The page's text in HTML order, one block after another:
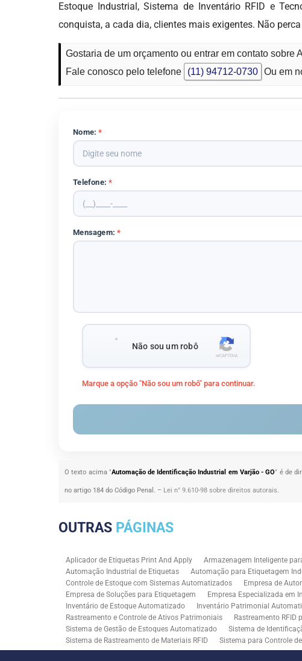
Estoque Industrial, Sistema de Inventário RFID e
conquista, a cada dia, clientes mais exigentes. Não
Gostaria de um orçamento ou entrar em contato
Fale conosco pelo telefone
(11) 94712-0730 Ou em
Nome:*
Telefone:*
Mensagem:*
Não sou um robô
Marque a opção "Não sou um robô" para continuar.
O texto acima "Automação de Identificação Industrial em Varjão - GO" é de
no artigo 184 do Código Penal. – Lei n° 9.610-98 sobre direitos autorais.
OUTRAS PÁGINAS
Aplicador de Etiquetas Print And Apply Armazenagem Inteligente
Automação Industrial de Etiquetas
Automação para Etiquetagem
Controle de Estoque com Sistemas Automatizados
Empresa de
Empresa de Soluções para Etiquetagem
Empresa Especializada em
Inventário de Estoque Automatizado
Inventário Patrimonial
Rastreamento e Controle de Ativos Patrimoniais
Rastreamento RFID
Sistema de Gestão de Estoques Automatizado
Sistema de
Sistema de Rastreamento de Materiais RFID
Sistema para Controle
Solução RFID para Controle Patrimonial Industrial
Solução RFID